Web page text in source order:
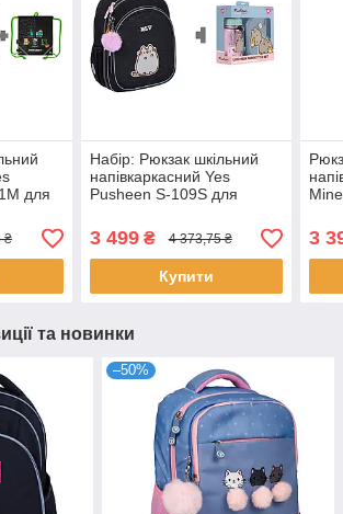
для
₴
Набір: Рюкзак шкільний
напівкаркасний Yes
Pusheen S-109S для
ланч-бокс YES Pusheen у
ПОДАРУНОК (550233П)
3 499₴ 4 373,75 ₴
Купити
3
та новинки
–50%